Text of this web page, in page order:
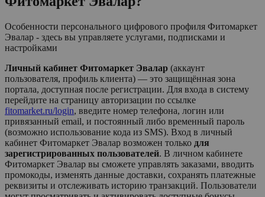
Особенности персонального цифрового профиля Фитомаркет
Эвалар - здесь вы управляете услугами, подписками и
настройками
Личный кабинет Фитомаркет Эвалар (аккаунт
пользователя, профиль клиента) — это защищённая зона
портала, доступная после регистрации. Для входа в систему
перейдите на страницу авторизации по ссылке
fitomarket.ru/login, введите номер телефона, логин или
привязанный email, и постоянный либо временный пароль
(возможно использование кода из SMS). Вход в личный
кабинет Фитомаркет Эвалар возможен только для
зарегистрированных пользователей. В личном кабинете
Фитомаркет Эвалар вы сможете управлять заказами, вводить
промокоды, изменять данные доставки, сохранять платежные
реквизиты и отслеживать историю транзакций. Пользователи